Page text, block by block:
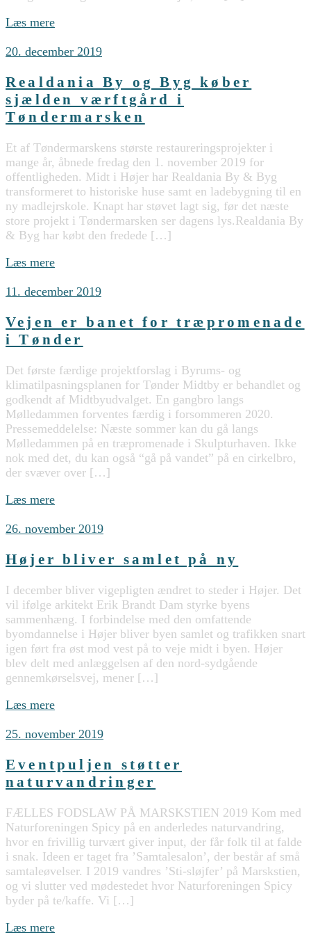
Læs mere
20. december 2019
Realdania By og Byg køber
sjælden værftgård i
Tøndermarsken
Et af Tøndermarskens største restaureringsprojekter i
mange år, åbnede fredag den 1. november 2019 for
offentligheden. Midt i Højer har Realdania By & Byg
transformeret to historiske huse samt en ladebygning til en
ny madlejrskole. Knapt har støvet lagt sig, før det næste
store projekt i Tøndermarsken ser dagens lys.Realdania By
& Byg har købt den fredede […]
Læs mere
11. december 2019
Vejen er banet for træpromenade
i Tønder
Det første færdige projektforslag i Byrums- og
klimatilpasningsplanen for Tønder Midtby er behandlet og
godkendt af Midtbyudvalget. En gangbro langs
Mølledammen forventes færdig i forsommeren 2020.
Pressemeddelelse: Næste sommer kan du gå langs
Mølledammen på en træpromenade i Skulpturhaven. Ikke
nok med det, du kan også “gå på vandet” på en cirkelbro,
der svæver over […]
Læs mere
26. november 2019
Højer bliver samlet på ny
I december bliver vigepligten ændret to steder i Højer. Det
vil ifølge arkitekt Erik Brandt Dam styrke byens
sammenhæng. I forbindelse med den omfattende
byomdannelse i Højer bliver byen samlet og trafikken snart
igen ført fra øst mod vest på to veje midt i byen. Højer
blev delt med anlæggelsen af den nord-sydgående
gennemkørselsvej, mener […]
Læs mere
25. november 2019
Eventpuljen støtter
naturvandringer
FÆLLES FODSLAW PÅ MARSKSTIEN 2019 Kom med
Naturforeningen Spicy på en anderledes naturvandring,
hvor en frivillig turvært giver input, der får folk til at falde
i snak. Ideen er taget fra ’Samtalesalon’, der består af små
samtaleøvelser. I 2019 vandres ’Sti-sløjfer’ på Marskstien,
og vi slutter ved mødestedet hvor Naturforeningen Spicy
byder på te/kaffe. Vi […]
Læs mere